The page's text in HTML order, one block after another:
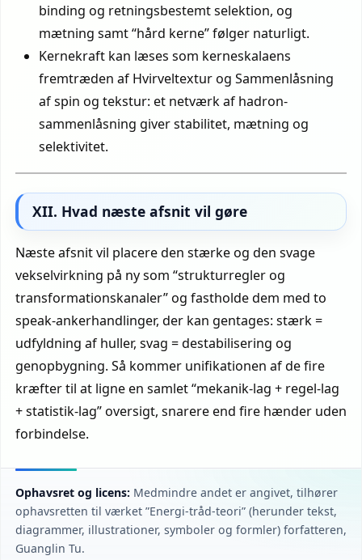
binding og retningsbestemt selektion, og
mætning samt “hård kerne” følger naturligt.
Kernekraft kan læses som kerneskalaens
fremtræden af Hvirveltextur og Sammenlåsning
af spin og tekstur: et netværk af hadron-
sammenlåsning giver stabilitet, mætning og
selektivitet.
XII. Hvad næste afsnit vil gøre
Næste afsnit vil placere den stærke og den svage
vekselvirkning på ny som “strukturregler og
transformationskanaler” og fastholde dem med to
speak-ankerhandlinger, der kan gentages: stærk =
udfyldning af huller, svag = destabilisering og
genopbygning. Så kommer unifikationen af de fire
kræfter til at ligne en samlet “mekanik-lag + regel-lag
+ statistik-lag” oversigt, snarere end fire hænder uden
forbindelse.
Ophavsret og licens: Medmindre andet er angivet, tilhører
ophavsretten til værket ”Energi-tråd-teori” (herunder tekst,
diagrammer, illustrationer, symboler og formler) forfatteren,
Guanglin Tu.